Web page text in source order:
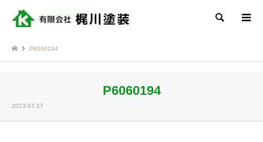
検索
P6060194
P6060194
2013.07.17